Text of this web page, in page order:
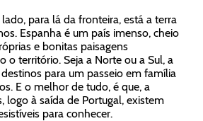
para lá da fronteira, está a terra
Espanha é um país imenso, cheio
e bonitas paisagens
o território. Seja a Norte ou a Sul, a
para um passeio em família
E o melhor de tudo, é que, a
logo à saída de Portugal, existem
para conhecer.